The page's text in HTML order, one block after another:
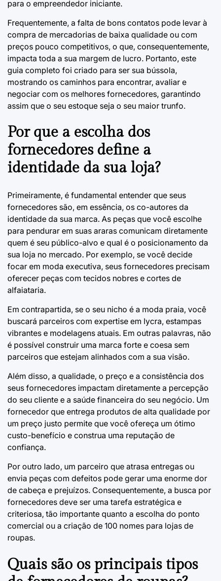
para o empreendedor iniciante.
Frequentemente, a falta de bons contatos pode levar à
compra de mercadorias de baixa qualidade ou com
preços pouco competitivos, o que, consequentemente,
impacta toda a sua margem de lucro. Portanto, este
guia completo foi criado para ser sua bússola,
mostrando os caminhos para encontrar, avaliar e
negociar com os melhores fornecedores, garantindo
assim que o seu estoque seja o seu maior trunfo.
Por que a escolha dos
fornecedores define a
identidade da sua loja?
Primeiramente, é fundamental entender que seus
fornecedores são, em essência, os co-autores da
identidade da sua marca. As peças que você escolhe
para pendurar em suas araras comunicam diretamente
quem é seu público-alvo e qual é o posicionamento da
sua loja no mercado. Por exemplo, se você decide
focar em moda executiva, seus fornecedores precisam
oferecer peças com tecidos nobres e cortes de
alfaiataria.
Em contrapartida, se o seu nicho é a moda praia, você
buscará parceiros com expertise em lycra, estampas
vibrantes e modelagens atuais. Em outras palavras, não
é possível construir uma marca forte e coesa sem
parceiros que estejam alinhados com a sua visão.
Além disso, a qualidade, o preço e a consistência dos
seus fornecedores impactam diretamente a percepção
do seu cliente e a saúde financeira do seu negócio. Um
fornecedor que entrega produtos de alta qualidade por
um preço justo permite que você ofereça um ótimo
custo-benefício e construa uma reputação de
confiança.
Por outro lado, um parceiro que atrasa entregas ou
envia peças com defeitos pode gerar uma enorme dor
de cabeça e prejuízos. Consequentemente, a busca por
fornecedores deve ser uma tarefa estratégica e
criteriosa, tão importante quanto a escolha do ponto
comercial ou a criação de 100 nomes para lojas de
roupas.
Quais são os principais tipos